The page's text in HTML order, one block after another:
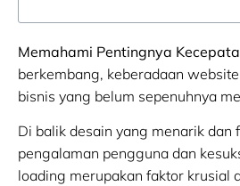
Memahami Pentingnya
berkembang, keberadaan
bisnis yang belum sepenuhnya
Di balik desain yang menarik
pengalaman pengguna dan
loading merupakan faktor krusial